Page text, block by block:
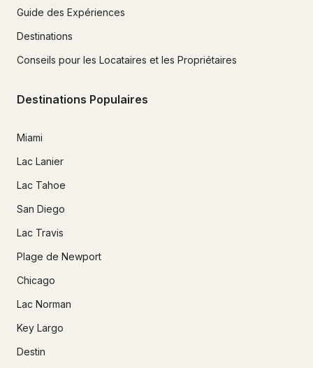
Guide des Expériences
Destinations
Conseils pour les Locataires et les Propriétaires
Destinations Populaires
Miami
Lac Lanier
Lac Tahoe
San Diego
Lac Travis
Plage de Newport
Chicago
Lac Norman
Key Largo
Destin